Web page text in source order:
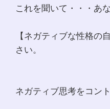
これを聞いて・・・あ
【ネガティブな性格の
さい。
ネガティブ思考をコン